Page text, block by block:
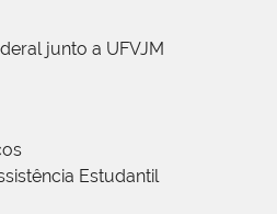
junto a UFVJM
Estudantil